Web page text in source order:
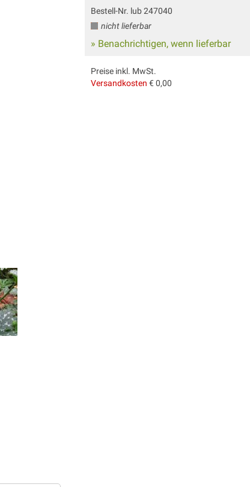
Bestell-Nr. lub 247040
nicht lieferbar
» Benachrichtigen, wenn lieferbar
Preise inkl. MwSt.
Versandkosten € 0,00